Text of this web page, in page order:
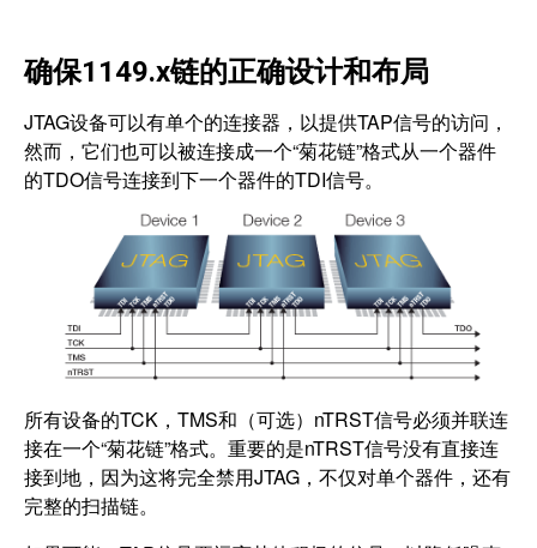
确保1149.x链的正确设计和布局
JTAG设备可以有单个的连接器，以提供TAP信号的访问，
然而，它们也可以被连接成一个“菊花链”格式从一个器件
的TDO信号连接到下一个器件的TDI信号。
所有设备的TCK，TMS和（可选）nTRST信号必须并联连
接在一个“菊花链”格式。重要的是nTRST信号没有直接连
接到地，因为这将完全禁用JTAG，不仅对单个器件，还有
完整的扫描链。